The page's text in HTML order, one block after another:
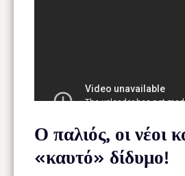
Ο παλιός, οι νέοι
«καυτό» δίδυμο!